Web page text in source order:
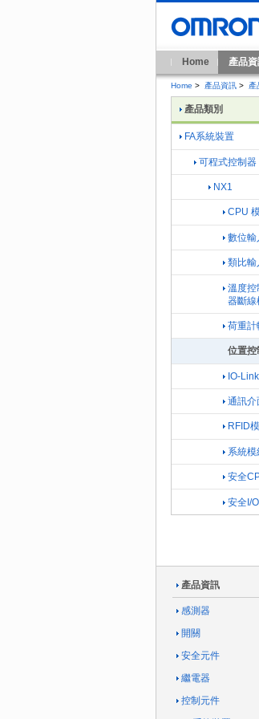
Home 產品
Home > 產品資訊 > 產
產品類別
FA系統裝置
可程式控制器
NX1
CPU
數位輸
類比輸
溫度控
器斷線
荷重計
位置控
IO-
通訊介
RFID
系統模
安全
安全I/
產品資訊
感測器
開關
安全元件
繼電器
控制元件